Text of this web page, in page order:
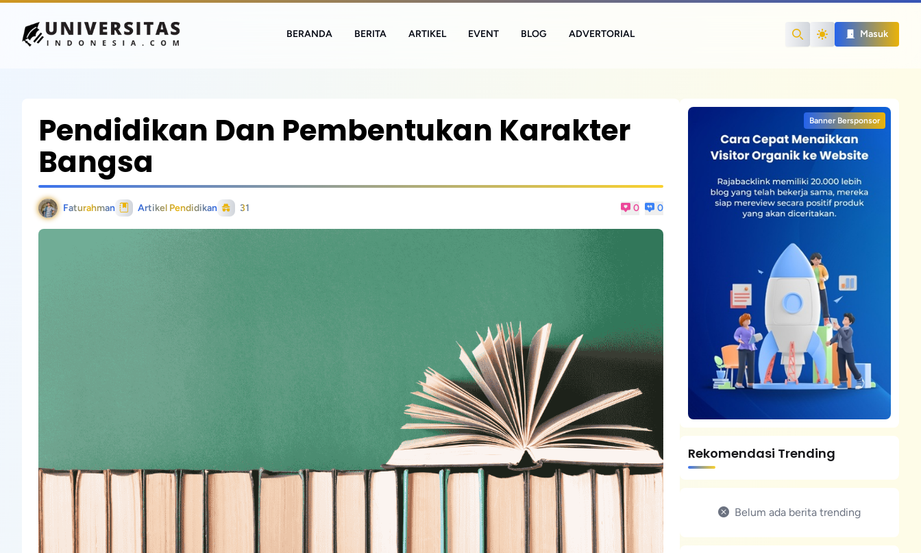
Search
Masuk
BERANDA BERITA ARTIKEL EVENT BLOG ADVERTORIAL
Pendidikan Dan Pembentukan Karakter
Bangsa
Faturahman Artikel Pendidikan 31 0 0
Banner Bersponsor
Rekomendasi Trending
Belum ada berita trending